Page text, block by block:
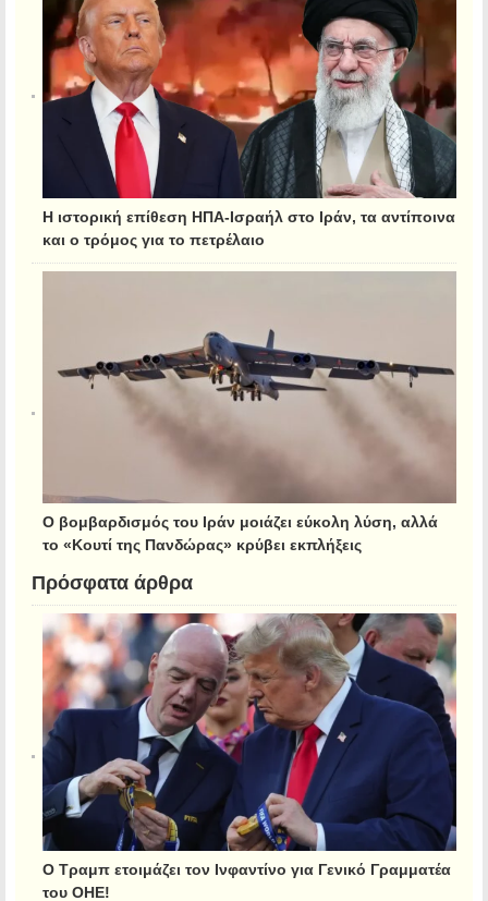
Η ιστορική επίθεση ΗΠΑ-Ισραήλ στο Ιράν, τα αντίποινα
και ο τρόμος για το πετρέλαιο
Ο βομβαρδισμός του Ιράν μοιάζει εύκολη λύση, αλλά
το «Κουτί της Πανδώρας» κρύβει εκπλήξεις
Πρόσφατα άρθρα
Ο Τραμπ ετοιμάζει τον Ινφαντίνο για Γενικό Γραμματέα
του ΟΗΕ!